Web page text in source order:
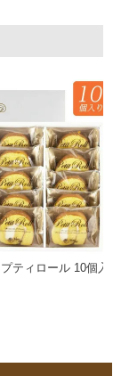
ティロール 10個入